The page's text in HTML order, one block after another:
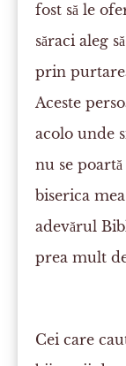
fost să le
săraci aleg
prin
Aceste
acolo unde
nu se
biserica
adevărul
prea mult
Cei care